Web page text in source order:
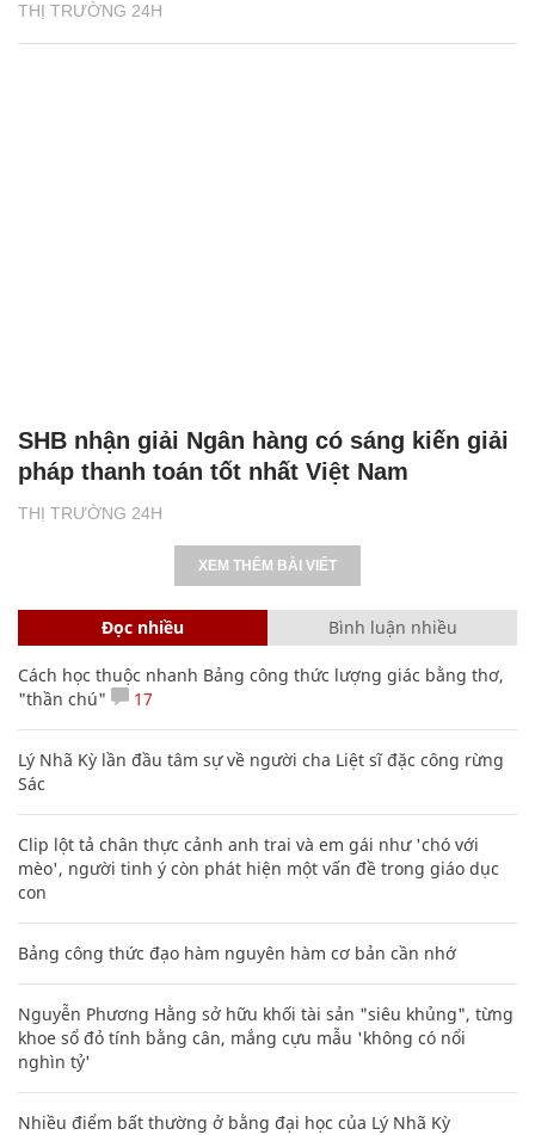
THỊ TRƯỜNG 24H
THỊ TRƯỜNG 24H
SHB nhận giải Ngân hàng có sáng kiến giải
pháp thanh toán tốt nhất Việt Nam
XEM THÊM BÀI VIẾT
Đọc nhiều Bình luận nhiều
Cách học thuộc nhanh Bảng công thức lượng giác bằng thơ,
"thần chú"
17
Lý Nhã Kỳ lần đầu tâm sự về người cha Liệt sĩ đặc công rừng
Sác
Clip lột tả chân thực cảnh anh trai và em gái như 'chó với
mèo', người tinh ý còn phát hiện một vấn đề trong giáo dục
con
Bảng công thức đạo hàm nguyên hàm cơ bản cần nhớ
Nguyễn Phương Hằng sở hữu khối tài sản "siêu khủng", từng
khoe sổ đỏ tính bằng cân, mắng cựu mẫu 'không có nổi
nghìn tỷ'
Nhiều điểm bất thường ở bằng đại học của Lý Nhã Kỳ